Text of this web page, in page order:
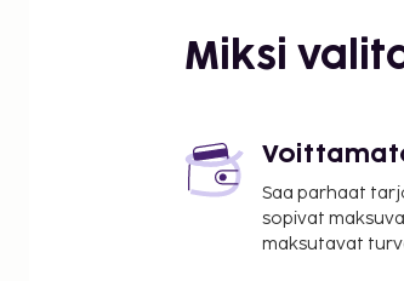
Miksi
Saa parhaat
sopivat
maksutavat